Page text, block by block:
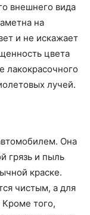
внешнего вида
на
и не искажает
цвета
лакокрасочного
лучей.
Она
грязь и пыль
краске.
чистым, а для
того,